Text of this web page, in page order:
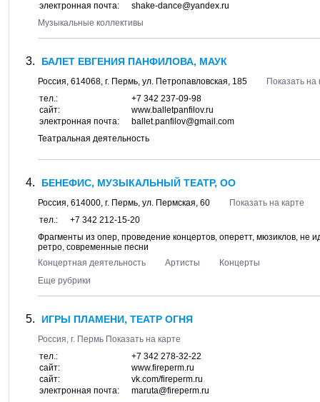
электронная почта:
shake-dance@yandex.ru
Музыкальные коллективы
БАЛЕТ ЕВГЕНИЯ ПАНФИЛОВА, МАУК
Россия, 614068, г. Пермь, ул. Петропавловская, 185
Показать на
тел.:
+7 342 237-09-98
сайт:
www.balletpanfilov.ru
электронная почта:
ballet.panfilov@gmail.com
Театральная деятельность
БЕНЕФИС, МУЗЫКАЛЬНЫЙ ТЕАТР, ОО
Россия, 614000, г. Пермь, ул. Пермская, 60
Показать на карте
тел.:
+7 342 212-15-20
Фрагменты из опер, проведение концертов, оперетт, мюзиклов,
ретро, современные песни
Концертная деятельность
Артисты
Концерты
Еще рубрики
ИГРЫ ПЛАМЕНИ, ТЕАТР ОГНЯ
Россия, г. Пермь Показать на карте
тел.:
+7 342 278-32-22
сайт:
www.fireperm.ru
сайт:
vk.com/fireperm.ru
электронная почта:
maruta@fireperm.ru